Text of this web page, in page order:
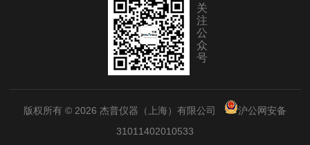
关
注
公
众
号
版权所有 © 2026 杰普仪器（上海）有限公司
沪公网安备
31011402010533